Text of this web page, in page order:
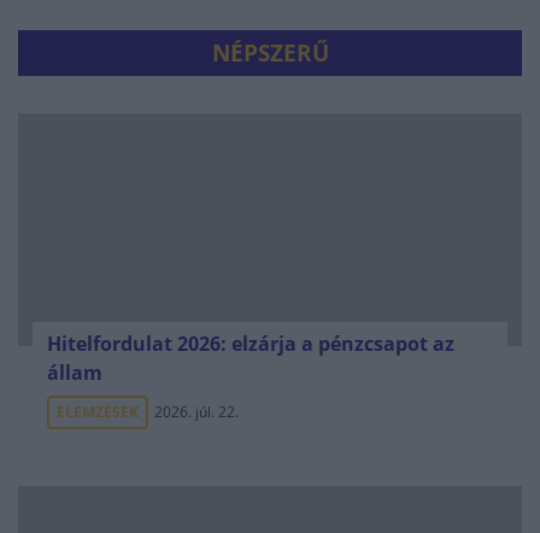
NÉPSZERŰ
Hitelfordulat 2026: elzárja a pénzcsapot az
állam
ELEMZÉSEK 2026. júl. 22.